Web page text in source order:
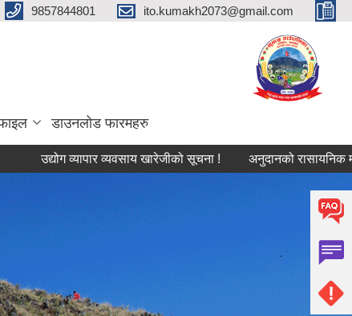
9857844801 ito.kumakh2073@gmail.com
डाउनलोड फारमहरु
व्यापार व्यवसाय खारेजीको सूचना ! अनुदानको रासायनिक मल